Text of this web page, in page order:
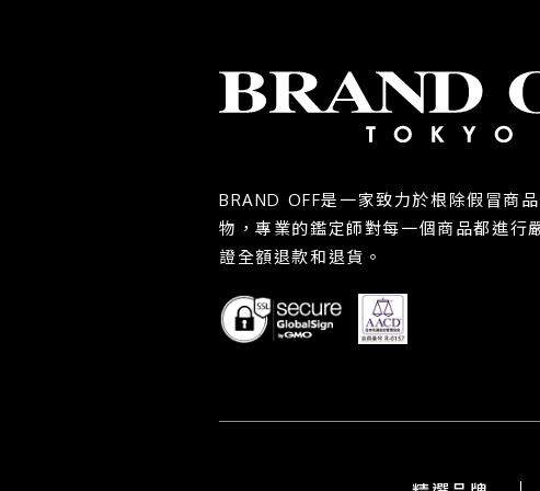
BRAND OFF是一家致力於根除假冒商
物，專業的鑑定師對每一個商品都進行
證全額退款和退貨。